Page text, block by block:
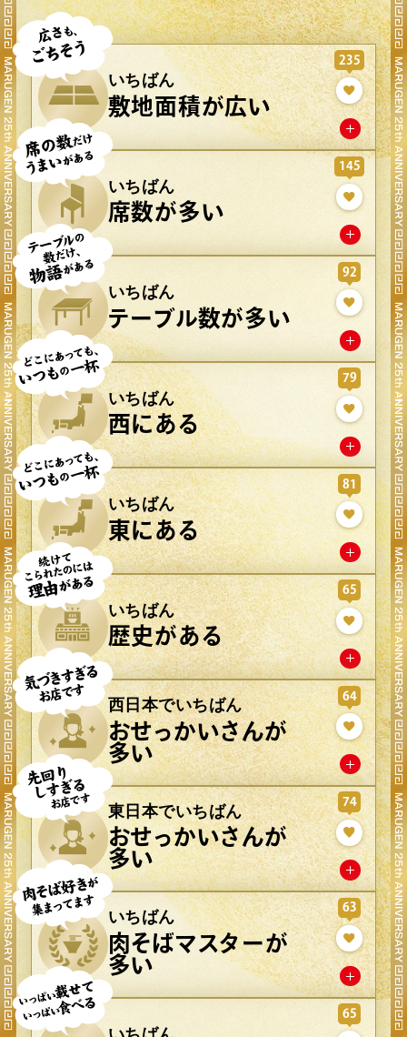
いちばん
敷地面積が広い
235
いちばん
席数が多い
145
いちばん
テーブル数が多い
92
いちばん
西にある
79
いちばん
東にある
81
いちばん
歴史がある
65
西日本でいちばん
おせっかいさんが
多い
64
東日本でいちばん
おせっかいさんが
多い
74
いちばん
肉そばマスターが
多い
63
65